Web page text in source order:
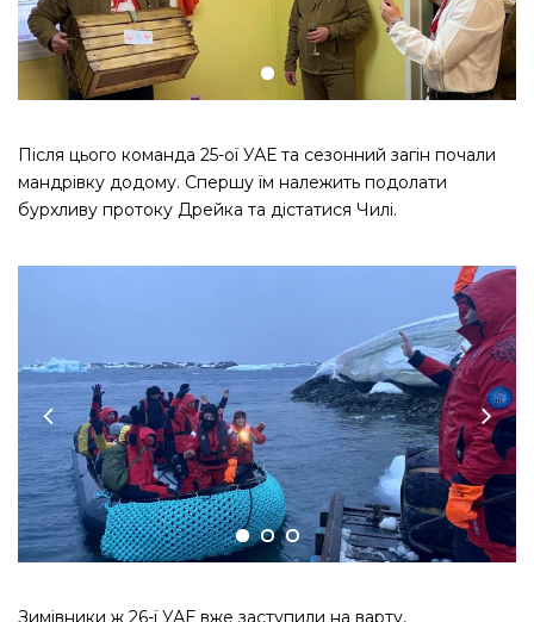
Після цього команда 25-ої УАЕ та сезонний загін почали
мандрівку додому. Спершу їм належить подолати
бурхливу протоку Дрейка та дістатися Чилі.